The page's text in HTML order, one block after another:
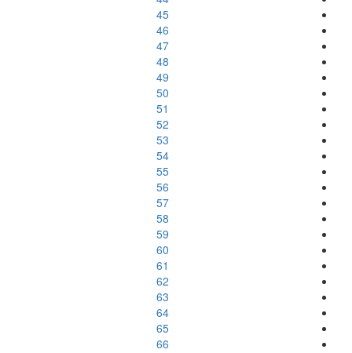
45
46
47
48
49
50
51
52
53
54
55
56
57
58
59
60
61
62
63
64
65
66